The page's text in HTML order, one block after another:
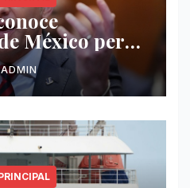
México pero
ADMIN